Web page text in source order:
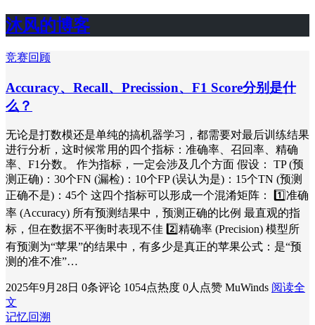
沐风的博客
竞赛回顾
Accuracy、Recall、Precission、F1 Score分别是什
么？
无论是打数模还是单纯的搞机器学习，都需要对最后训练结果
进行分析，这时候常用的四个指标：准确率、召回率、精确
率、F1分数。 作为指标，一定会涉及几个方面 假设： TP (预
测正确)：30个FN (漏检)：10个FP (误认为是)：15个TN (预测
正确不是)：45个 这四个指标可以形成一个混淆矩阵： 1️⃣准确
率 (Accuracy) 所有预测结果中，预测正确的比例 最直观的指
标，但在数据不平衡时表现不佳 2️⃣精确率 (Precision) 模型所
有预测为“苹果”的结果中，有多少是真正的苹果公式：是“预
测的准不准”…
2025年9月28日 0条评论 1054点热度 0人点赞 MuWinds 阅读全
文
记忆回溯